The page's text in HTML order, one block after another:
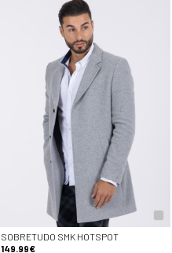
SOBRETUDO SMK HOTSPOT
149.99€